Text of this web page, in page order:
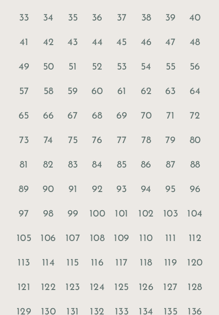
33 34 35 36 37 38 39 40
41 42 43 44 45 46 47 48
49 50 51 52 53 54 55 56
57 58 59 60 61 62 63 64
65 66 67 68 69 70 71 72
73 74 75 76 77 78 79 80
81 82 83 84 85 86 87 88
89 90 91 92 93 94 95 96
97 98 99 100 101 102 103 104
105 106 107 108 109 110 111 112
113 114 115 116 117 118 119 120
121 122 123 124 125 126 127 128
129 130 131 132 133 134 135 136